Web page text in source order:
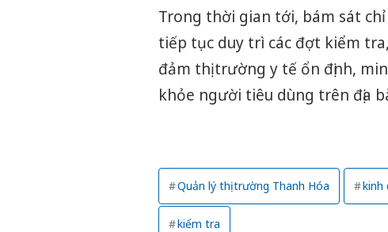
Trong thời gian tới, bám sát chỉ
tiếp tục duy trì các đợt kiểm
đảm thị trường y tế ổn định,
khỏe người tiêu dùng trên địa
Quản lý thị trường Thanh Hóa kinh
kiểm tra